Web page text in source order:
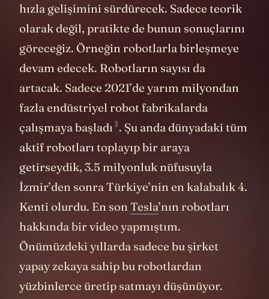
hızla gelişimini sürdürecek. Sadece teorik
olarak değil, pratikte de bunun sonuçlarını
göreceğiz. Örneğin robotlarla birleşmeye
devam edecek. Robotların sayısı da
artacak. Sadece 2021’de yarım milyondan
fazla endüstriyel robot fabrikalarda
çalışmaya başladı 3. Şu anda dünyadaki tüm
aktif robotları toplayıp bir araya
getirseydik, 3.5 milyonluk nüfusuyla
İzmir’den sonra Türkiye’nin en kalabalık 4.
Kenti olurdu. En son Tesla’nın robotları
hakkında bir video yapmıştım.
Önümüzdeki yıllarda sadece bu şirket
yapay zekaya sahip bu robotlardan
yüzbinlerce üretip satmayı düşünüyor.